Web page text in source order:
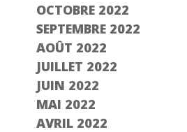
OCTOBRE 2022
SEPTEMBRE 2022
AOÛT 2022
JUILLET 2022
JUIN 2022
MAI 2022
AVRIL 2022